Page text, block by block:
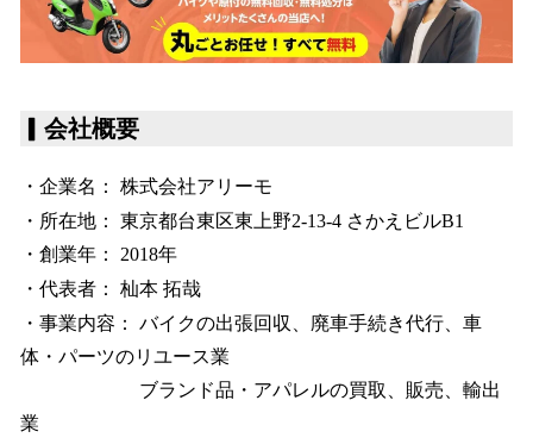
会社概要
・企業名： 株式会社アリーモ
・所在地： 東京都台東区東上野2-13-4 さかえビルB1
・創業年： 2018年
・代表者： 杣本 拓哉
・事業内容： バイクの出張回収、廃車手続き代行、車
体・パーツのリユース業
ブランド品・アパレルの買取、販売、輸出
業